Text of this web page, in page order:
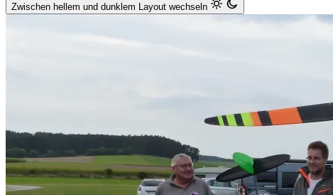
Zwischen hellem und dunklem Layout wechseln